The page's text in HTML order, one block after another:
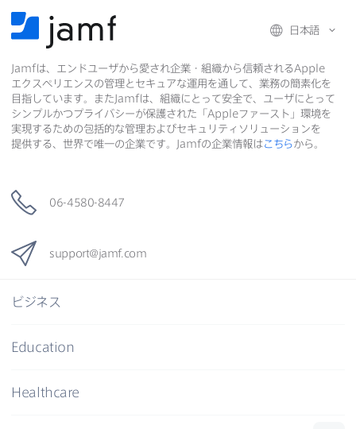
日本語
Jamfは、​エンドユーザから​愛され企業・組織から​信頼されるApple
エクスペリエンスの​管理と​セキュアな​運用を​通して、​業務の​簡素化を​
目指しています。​また Jamfは、​組織に​とって​安全で、​ユーザに​とって​
シンプルかつプライバシーが​保護された​「 Appleファースト」環境を​
実現する​ための​包括的な​管理および​セキュリティソリューションを​
提供する、​世界で​唯一の​企業です。
Jamfの​企業情報はこちらから。
06-4580-8447
support@jamf. com
ビジネス
Education
Healthcare